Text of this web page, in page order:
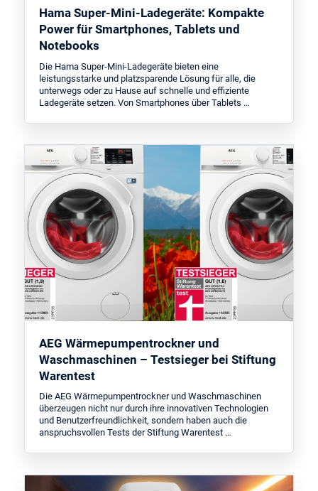
Hama Super-Mini-Ladegeräte: Kompakte
Power für Smartphones, Tablets und
Notebooks
Die Hama Super-Mini-Ladegeräte bieten eine
leistungsstarke und platzsparende Lösung für alle, die
unterwegs oder zu Hause auf schnelle und effiziente
Ladegeräte setzen. Von Smartphones über Tablets …
AEG Wärmepumpentrockner und
Waschmaschinen – Testsieger bei Stiftung
Warentest
Die AEG Wärmepumpentrockner und Waschmaschinen
überzeugen nicht nur durch ihre innovativen Technologien
und Benutzerfreundlichkeit, sondern haben auch die
anspruchsvollen Tests der Stiftung Warentest …